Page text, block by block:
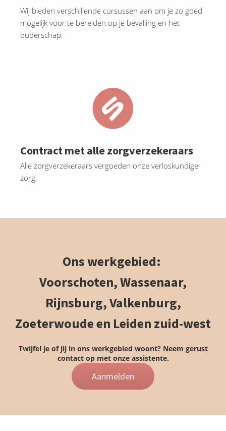
Wij bieden verschillende cursussen aan om je zo goed
mogelijk voor te bereiden op je bevalling en het
ouderschap.
Contract met alle zorgverzekeraars
Alle zorgverzekeraars vergoeden onze verloskundige
zorg.
Ons werkgebied:
Voorschoten, Wassenaar,
Rijnsburg, Valkenburg,
Zoeterwoude en Leiden zuid-west
Twijfel je of jij in ons werkgebied woont? Neem gerust
contact op met onze assistente.
Aanmelden